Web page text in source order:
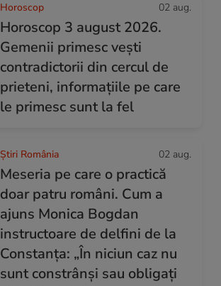
Horoscop 02 aug.
Horoscop 3 august 2026.
Gemenii primesc vești
contradictorii din cercul de
prieteni, informațiile pe care
le primesc sunt la fel
Știri România 02 aug.
Meseria pe care o practică
doar patru români. Cum a
ajuns Monica Bogdan
instructoare de delfini de la
Constanța: „În niciun caz nu
sunt constrânși sau obligați